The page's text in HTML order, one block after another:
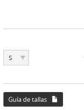
S ▾
Guía de tallas